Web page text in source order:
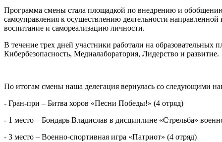
Программа смены стала площадкой по внедрению и
самоуправления к осуществлению деятельности
воспитание и самореализацию личности.
В течение трех дней участники работали на
Кибербезопасность, Медиалаборатория, Лидерство и развитие.
По итогам смены наша делегация вернулась со следующими
- Гран-при – Битва хоров «Песни Победы!» (4 отряд)
- 1 место – Бондарь Владислав в дисциплине «Стрельба»
- 3 место – Военно-спортивная игра «Патриот» (4 отряд)